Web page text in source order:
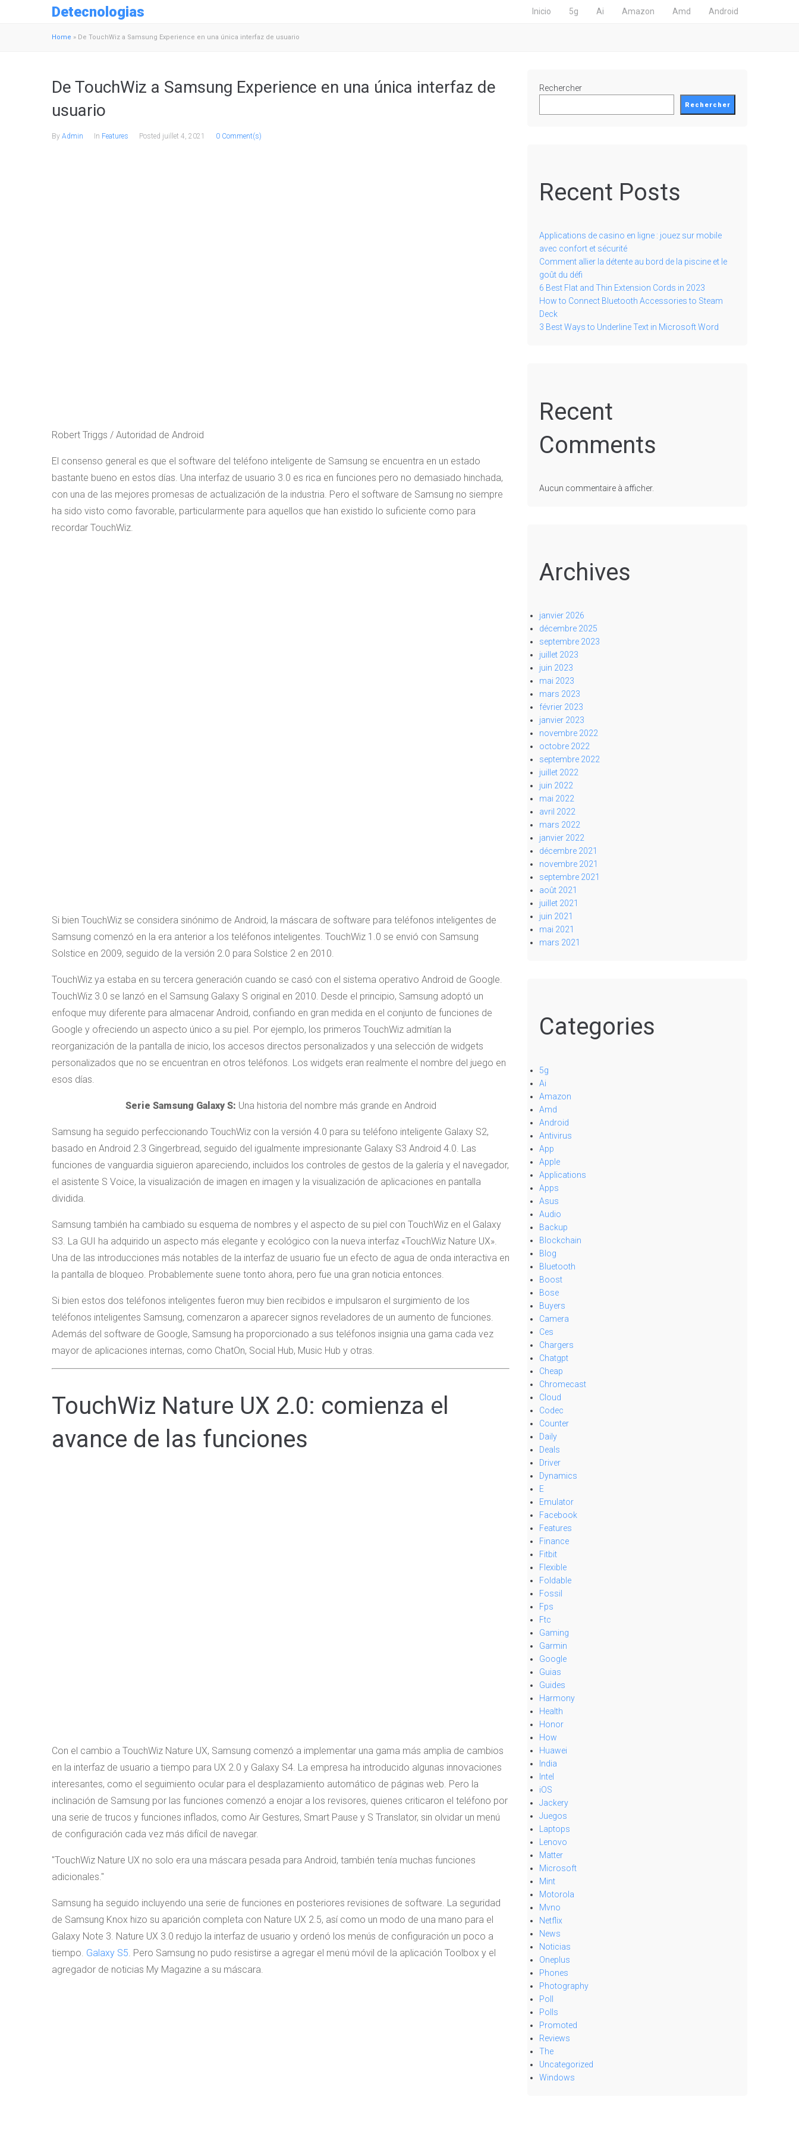
Detecnologias Inicio 5g Ai Amazon Amd Android
Home » De TouchWiz a Samsung Experience en una única interfaz de usuario
De TouchWiz a Samsung Experience en una única interfaz de
usuario
By Admin In Features Posted juillet 4, 2021 0 Comment(s)
Robert Triggs / Autoridad de Android
El consenso general es que el software del teléfono inteligente de Samsung se encuentra en un estado
bastante bueno en estos días. Una interfaz de usuario 3.0 es rica en funciones pero no demasiado hinchada,
con una de las mejores promesas de actualización de la industria. Pero el software de Samsung no siempre
ha sido visto como favorable, particularmente para aquellos que han existido lo suficiente como para
recordar TouchWiz.
Si bien TouchWiz se considera sinónimo de Android, la máscara de software para teléfonos inteligentes de
Samsung comenzó en la era anterior a los teléfonos inteligentes. TouchWiz 1.0 se envió con Samsung
Solstice en 2009, seguido de la versión 2.0 para Solstice 2 en 2010.
TouchWiz ya estaba en su tercera generación cuando se casó con el sistema operativo Android de Google.
TouchWiz 3.0 se lanzó en el Samsung Galaxy S original en 2010. Desde el principio, Samsung adoptó un
enfoque muy diferente para almacenar Android, confiando en gran medida en el conjunto de funciones de
Google y ofreciendo un aspecto único a su piel. Por ejemplo, los primeros TouchWiz admitían la
reorganización de la pantalla de inicio, los accesos directos personalizados y una selección de widgets
personalizados que no se encuentran en otros teléfonos. Los widgets eran realmente el nombre del juego en
esos días.
Serie Samsung Galaxy S: Una historia del nombre más grande en Android
Samsung ha seguido perfeccionando TouchWiz con la versión 4.0 para su teléfono inteligente Galaxy S2,
basado en Android 2.3 Gingerbread, seguido del igualmente impresionante Galaxy S3 Android 4.0. Las
funciones de vanguardia siguieron apareciendo, incluidos los controles de gestos de la galería y el navegador,
el asistente S Voice, la visualización de imagen en imagen y la visualización de aplicaciones en pantalla
dividida.
Samsung también ha cambiado su esquema de nombres y el aspecto de su piel con TouchWiz en el Galaxy
S3. La GUI ha adquirido un aspecto más elegante y ecológico con la nueva interfaz «TouchWiz Nature UX».
Una de las introducciones más notables de la interfaz de usuario fue un efecto de agua de onda interactiva en
la pantalla de bloqueo. Probablemente suene tonto ahora, pero fue una gran noticia entonces.
Si bien estos dos teléfonos inteligentes fueron muy bien recibidos e impulsaron el surgimiento de los
teléfonos inteligentes Samsung, comenzaron a aparecer signos reveladores de un aumento de funciones.
Además del software de Google, Samsung ha proporcionado a sus teléfonos insignia una gama cada vez
mayor de aplicaciones internas, como ChatOn, Social Hub, Music Hub y otras.
TouchWiz Nature UX 2.0: comienza el
avance de las funciones
Con el cambio a TouchWiz Nature UX, Samsung comenzó a implementar una gama más amplia de cambios
en la interfaz de usuario a tiempo para UX 2.0 y Galaxy S4. La empresa ha introducido algunas innovaciones
interesantes, como el seguimiento ocular para el desplazamiento automático de páginas web. Pero la
inclinación de Samsung por las funciones comenzó a enojar a los revisores, quienes criticaron el teléfono por
una serie de trucos y funciones inflados, como Air Gestures, Smart Pause y S Translator, sin olvidar un menú
de configuración cada vez más difícil de navegar.
TouchWiz Nature UX no solo era una máscara pesada para Android, también tenía muchas funciones
adicionales.
Samsung ha seguido incluyendo una serie de funciones en posteriores revisiones de software. La seguridad
de Samsung Knox hizo su aparición completa con Nature UX 2.5, así como un modo de una mano para el
Galaxy Note 3. Nature UX 3.0 redujo la interfaz de usuario y ordenó los menús de configuración un poco a
tiempo. Galaxy S5. Pero Samsung no pudo resistirse a agregar el menú móvil de la aplicación Toolbox y el
agregador de noticias My Magazine a su máscara.
Rechercher
Rechercher
Recent Posts
Applications de casino en ligne : jouez sur mobile
avec confort et sécurité
Comment allier la détente au bord de la piscine et le
goût du défi
6 Best Flat and Thin Extension Cords in 2023
How to Connect Bluetooth Accessories to Steam
Deck
3 Best Ways to Underline Text in Microsoft Word
Recent
Comments
Aucun commentaire à afficher.
Archives
janvier 2026
décembre 2025
septembre 2023
juillet 2023
juin 2023
mai 2023
mars 2023
février 2023
janvier 2023
novembre 2022
octobre 2022
septembre 2022
juillet 2022
juin 2022
mai 2022
avril 2022
mars 2022
janvier 2022
décembre 2021
novembre 2021
septembre 2021
août 2021
juillet 2021
juin 2021
mai 2021
mars 2021
Categories
5g
Ai
Amazon
Amd
Android
Antivirus
App
Apple
Applications
Apps
Asus
Audio
Backup
Blockchain
Blog
Bluetooth
Boost
Bose
Buyers
Camera
Ces
Chargers
Chatgpt
Cheap
Chromecast
Cloud
Codec
Counter
Daily
Deals
Driver
Dynamics
E
Emulator
Facebook
Features
Finance
Fitbit
Flexible
Foldable
Fossil
Fps
Ftc
Gaming
Garmin
Google
Guias
Guides
Harmony
Health
Honor
How
Huawei
India
Intel
iOS
Jackery
Juegos
Laptops
Lenovo
Matter
Microsoft
Mint
Motorola
Mvno
Netflix
News
Noticias
Oneplus
Phones
Photography
Poll
Polls
Promoted
Reviews
The
Uncategorized
Windows